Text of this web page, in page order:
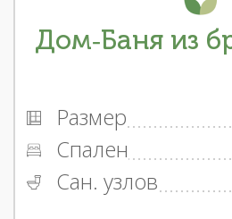
Дом-Баня из
Размер
Спален
Сан. узлов